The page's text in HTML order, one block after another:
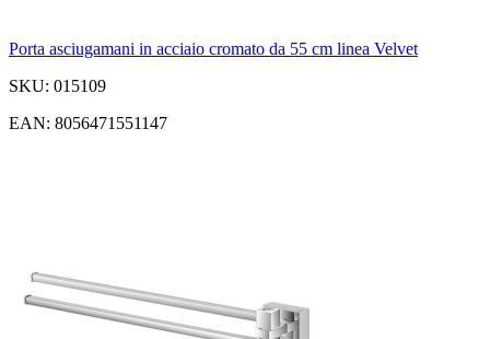
Porta asciugamani in acciaio cromato da 55 cm linea Velvet
SKU: 015109
EAN: 8056471551147